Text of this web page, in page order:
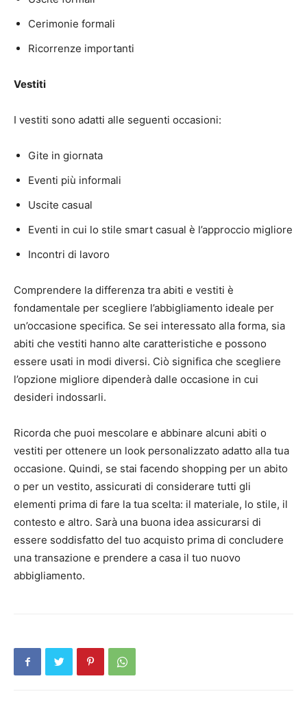
Cerimonie formali
Ricorrenze importanti
Vestiti
I vestiti sono adatti alle seguenti occasioni:
Gite in giornata
Eventi più informali
Uscite casual
Eventi in cui lo stile smart casual è l’approccio migliore
Incontri di lavoro
Comprendere la differenza tra abiti e vestiti è
fondamentale per scegliere l’abbigliamento ideale per
un’occasione specifica. Se sei interessato alla forma, sia
abiti che vestiti hanno alte caratteristiche e possono
essere usati in modi diversi. Ciò significa che scegliere
l’opzione migliore dipenderà dalle occasione in cui
desideri indossarli.
Ricorda che puoi mescolare e abbinare alcuni abiti o
vestiti per ottenere un look personalizzato adatto alla tua
occasione. Quindi, se stai facendo shopping per un abito
o per un vestito, assicurati di considerare tutti gli
elementi prima di fare la tua scelta: il materiale, lo stile, il
contesto e altro. Sarà una buona idea assicurarsi di
essere soddisfatto del tuo acquisto prima di concludere
una transazione e prendere a casa il tuo nuovo
abbigliamento.